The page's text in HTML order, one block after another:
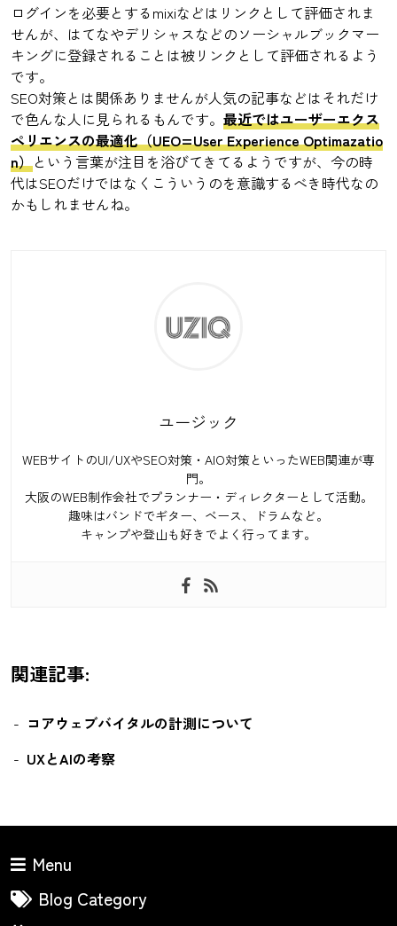
ログインを必要とするmixiなどはリンクとして評価されま
せんが、はてなやデリシャスなどのソーシャルブックマー
キングに登録されることは被リンクとして評価されるよう
です。
SEO対策とは関係ありませんが人気の記事などはそれだけ
で色んな人に見られるもんです。 最近ではユーザーエクス
ペリエンスの最適化（UEO=User Experience Optimazatio
n）という言葉が注目を浴びてきてるようですが、今の時
代はSEOだけではなくこういうのを意識するべき時代なの
かもしれませんね。
ユージック
WEBサイトのUI/UXやSEO対策・AIO対策といったWEB関連が専
門。
大阪のWEB制作会社でプランナー・ディレクターとして活動。
趣味はバンドでギター、ベース、ドラムなど。
キャンプや登山も好きでよく行ってます。
関連記事:
コアウェブバイタルの計測について
UXとAIの考察
Menu
Blog Category